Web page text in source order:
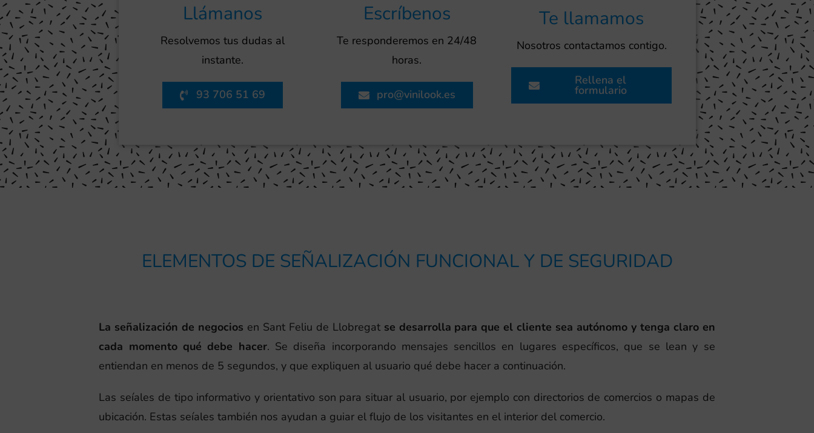
Llámanos
Resolvemos tus dudas al
instante.
93 706 51 69
Escríbenos
Te responderemos en 24/48
horas.
pro@vinilook.es
Te llamamos
Nosotros contactamos contigo.
Rellena el
formulario
ELEMENTOS DE SEÑALIZACIÓN FUNCIONAL Y DE SEGURIDAD
La señalización de negocios en Sant Feliu de Llobregatse desarrolla para que el cliente sea autónomo y tenga claro en
cada momento qué debe hacer. Se diseña incorporando mensajes sencillos en lugares específicos, que se lean y se
entiendan en menos de 5 segundos, y que expliquen al usuario qué debe hacer a continuación.
Las seíales de tipo informativo y orientativo son para situar al usuario, por ejemplo con directorios de comercios o mapas de
ubicación. Estas seíales también nos ayudan a guiar el flujo de los visitantes en el interior del comercio.